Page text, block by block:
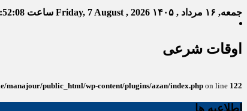
جمعه, ۱۶ مرداد , ۱۴۰۵ Friday, 7 August , 2026 ساعت
اوقات شرعی
manajour/public_html/wp-content/plugins/azan/index.php on line 122
اطلاعیه ها